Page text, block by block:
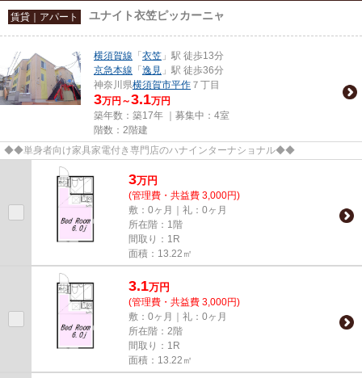
賃貸｜アパート ユナイト衣笠ピッカーニャ
横須賀線 「 衣笠 」駅 徒歩13分
京急本線 「 逸見 」駅 徒歩36分
神奈川県横須賀市平作 ７丁目
3万円～3.1万円
築年数：築17年 ｜募集中： 4室
階数：2階建
◆◆単身者向け家具家電付き専門店のハナインターナショナル◆◆
3万円
(管理費・共益費 3,000円)
敷：0ヶ月｜礼：0ヶ月
所在階：1階
間取り：1R
面積：13.22㎡
3.1万円
(管理費・共益費 3,000円)
敷：0ヶ月｜礼：0ヶ月
所在階：2階
間取り：1R
面積：13.22㎡